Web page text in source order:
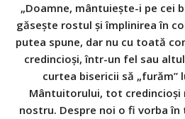
„Doamne, mântuiește-i pe cei
găsește rostul și împlinirea în
putea spune, dar nu cu toată
credincioși, într-un fel sau
curtea bisericii să „furăm”
Mântuitorului, tot credincioși
nostru. Despre noi o fi vorba